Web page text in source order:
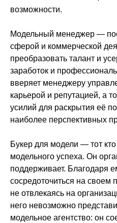
возможности.
Модельный менеджер —
сферой и коммерческой
преобразовать талант и
заработок и
вверяет менеджеру
карьерой и репутацией, а
усилий для раскрытия её
наиболее перспективных
Букер для модели — тот кто
модельного успеха. Он
поддерживает. Благодаря
сосредоточиться на своем
не отвлекаясь на
него невозможно
модельное агентство: он